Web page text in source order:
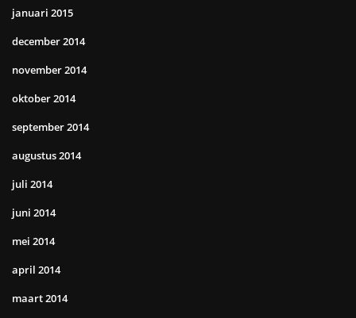
januari 2015
december 2014
november 2014
oktober 2014
september 2014
augustus 2014
juli 2014
juni 2014
mei 2014
april 2014
maart 2014